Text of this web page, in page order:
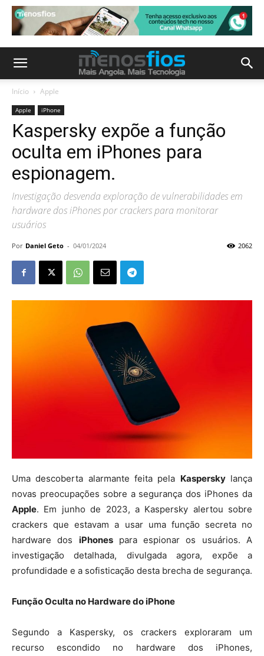
Início Apple
Apple iPhone
Kaspersky expõe a função
oculta em iPhones para
espionagem.
Investigação desvenda exploração de vulnerabilidades em
hardware dos iPhones por crackers para monitorar
usuários
Por Daniel Geto - 04/01/2024 2062
Uma descoberta alarmante feita pela Kasperskylança
novas preocupações sobre a segurança dos iPhones da
Apple. Em junho de 2023, a Kaspersky alertou sobre
crackers que estavam a usar uma função secreta no
hardware dos iPhonespara espionar os usuários. A
investigação detalhada, divulgada agora, expõe a
profundidade e a sofisticação desta brecha de segurança.
Função Oculta no Hardware do iPhone
Segundo a Kaspersky, os crackers exploraram um
recurso escondido no hardware dos iPhones,